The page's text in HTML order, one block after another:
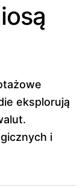
eksplorują
i